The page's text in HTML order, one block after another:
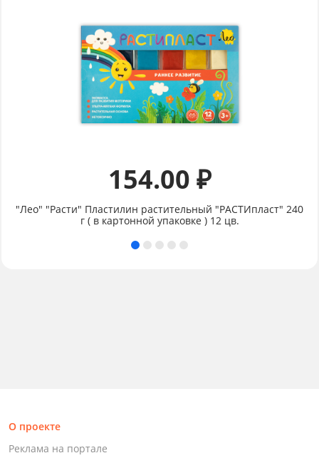
154.00 ₽
"Лео" "Расти" Пластилин растительный "РАСТИпласт" 240
г ( в картонной упаковке ) 12 цв.
О проекте
Реклама на портале